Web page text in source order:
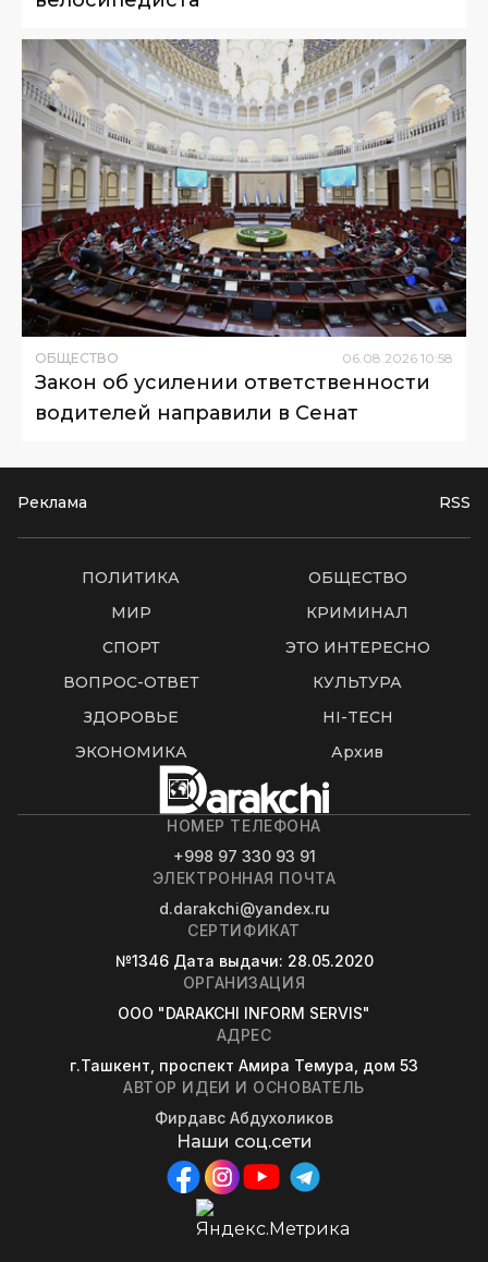
ОБЩЕСТВО 06 08 2026 10:58
Закон об усилении ответственности
водителей направили в Сенат
Реклама RSS
ПОЛИТИКА
ОБЩЕСТВО
МИР
КРИМИНАЛ
СПОРТ
ЭТО ИНТЕРЕСНО
ВОПРОС-ОТВЕТ
КУЛЬТУРА
ЗДОРОВЬЕ
HI-TECH
ЭКОНОМИКА
Архив
НОМЕР ТЕЛЕФОНА
+998 97 330 93 91
ЭЛЕКТРОННАЯ ПОЧТА
d.darakchi@yandex.ru
СЕРТИФИКАТ
№1346 Дата выдачи: 28.05.2020
ОРГАНИЗАЦИЯ
OOO "DARAKCHI INFORM SERVIS"
АДРЕС
г.Ташкент, проспект Амира Темура, дом 53
АВТОР ИДЕИ И ОСНОВАТЕЛЬ
Фирдавс Абдухоликов
Наши соц.сети